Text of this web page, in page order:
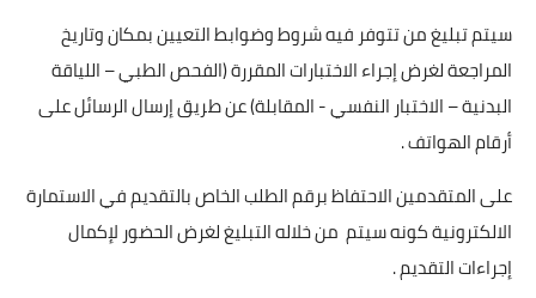
سيتم تبليغ من تتوفر فيه شروط وضوابط التعيين بمكان وتاريخ
المراجعة لغرض إجراء الاختبارات المقررة (الفحص الطبي – اللياقة
البدنية – الاختبار النفسي - المقابلة) عن طريق إرسال الرسائل على
أرقام الهواتف .
على المتقدمين الاحتفاظ برقم الطلب الخاص بالتقديم في الاستمارة
الالكترونية كونه سيتم من خلاله التبليغ لغرض الحضور لإكمال
إجراءات التقديم .